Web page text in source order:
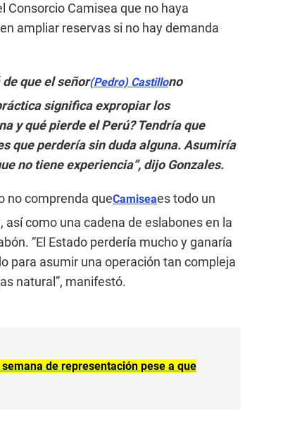
Consorcio Camisea que no haya
ampliar reservas si no hay demanda
que el señor(Pedro) Castillono
significa expropiar los
y qué pierde el Perú? Tendría que
que perdería sin duda alguna. Asumiría
no tiene experiencia”, dijo Gonzales.
no comprenda queCamiseaes todo un
como una cadena de eslabones en la
“El Estado perdería mucho y ganaría
para asumir una operación tan compleja
natural”, manifestó.
de representación pese a que